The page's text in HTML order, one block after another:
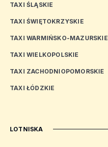
TAXI ŚLĄSKIE
TAXI ŚWIĘTOKRZYSKIE
TAXI WARMIŃSKO-MAZURSKIE
TAXI WIELKOPOLSKIE
TAXI ZACHODNIOPOMORSKIE
TAXI ŁÓDZKIE
LOTNISKA